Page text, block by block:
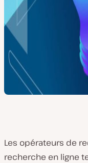
Les opérateurs de
recherche en ligne